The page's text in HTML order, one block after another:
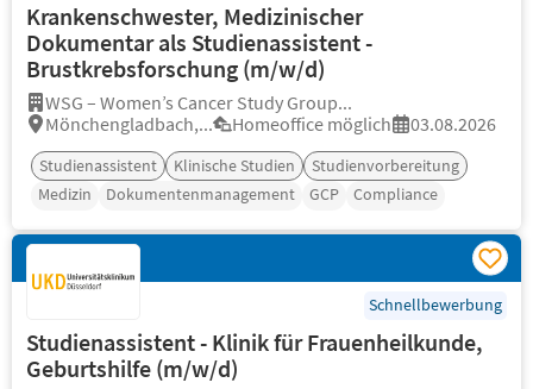
Krankenschwester, Medizinischer
Dokumentar als Studienassistent -
Brustkrebsforschung (m/w/d)
WSG – Women’s Cancer Study Group...
Mönchengladbach,...
Homeoffice möglich 03.08.2026
Studienassistent Klinische Studien
Studienvorbereitung
Medizin
Dokumentenmanagement GCP Compliance
Schnellbewerbung
Studienassistent - Klinik für Frauenheilkunde,
Geburtshilfe (m/w/d)